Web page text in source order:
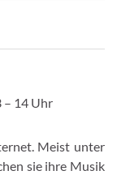
– 14 Uhr
Meist unter
sie ihre Musik